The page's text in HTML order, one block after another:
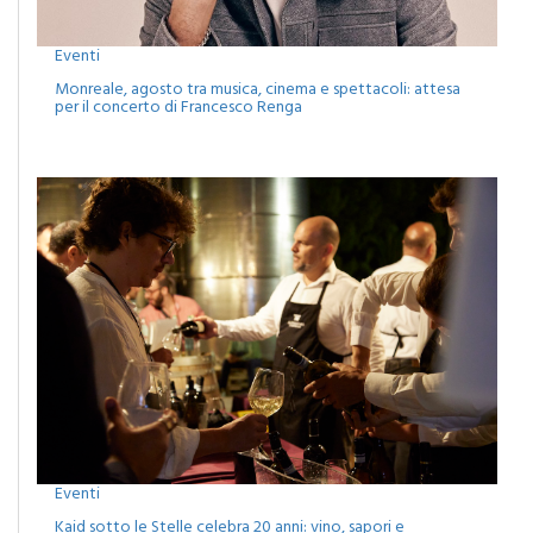
Eventi
Monreale, agosto tra musica, cinema e spettacoli: attesa
per il concerto di Francesco Renga
Eventi